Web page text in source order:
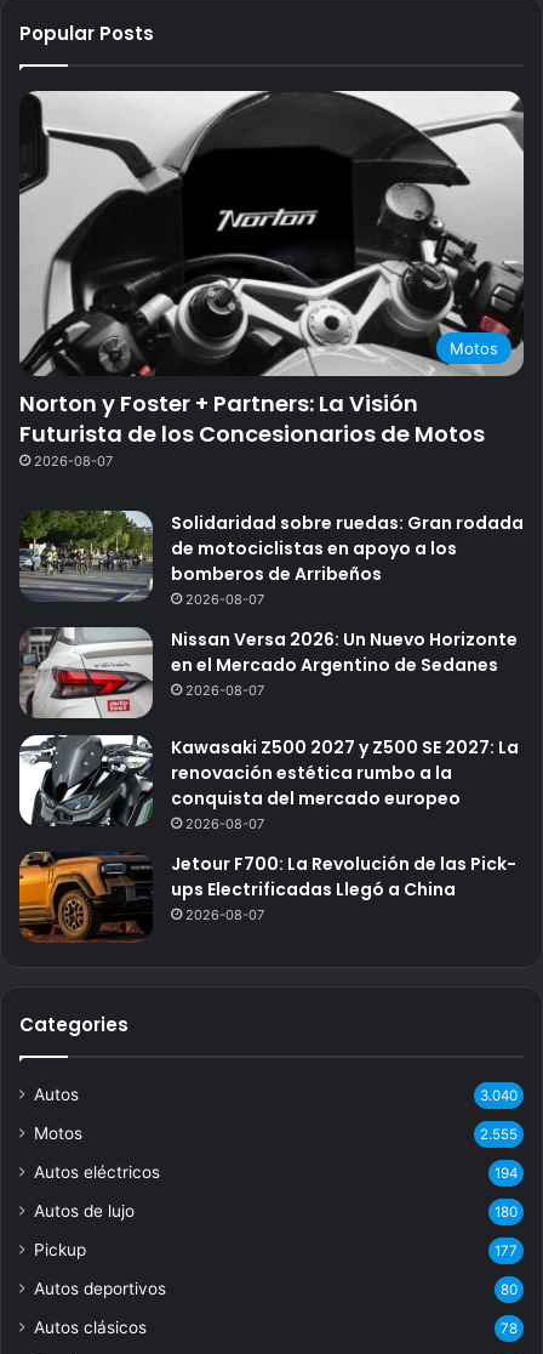
Popular Posts
Motos
Norton y Foster + Partners: La Visión
Futurista de los Concesionarios de Motos
2026-08-07
Solidaridad sobre ruedas: Gran rodada
de motociclistas en apoyo a los
bomberos de Arribeños
2026-08-07
Nissan Versa 2026: Un Nuevo Horizonte
en el Mercado Argentino de Sedanes
2026-08-07
Kawasaki Z500 2027 y Z500 SE 2027: La
renovación estética rumbo a la
conquista del mercado europeo
2026-08-07
Jetour F700: La Revolución de las Pick-
ups Electrificadas Llegó a China
2026-08-07
Categories
Autos 3.040
Motos 2.555
Autos eléctricos 194
Autos de lujo 180
Pickup 177
Autos deportivos 80
Autos clásicos 78